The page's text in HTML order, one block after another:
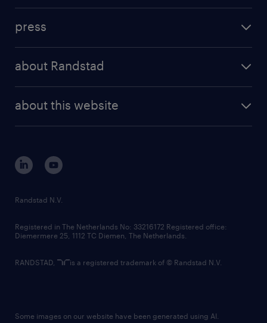
randstad professional
randstad digital
results and reports
press
about Randstad
corporate governance
randstad innovation fund
country websites
about this website
Randstad N.V.
Registered in The Netherlands No: 33216172 Registered office:
Diemermere 25, 1112 TC Diemen, The Netherlands.
RANDSTAD, is a registered trademark of © Randstad N.V.
Some images on our website have been generated using AI.